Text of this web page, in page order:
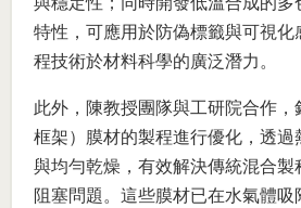
特性，可應用於防偽標籤與可視化
程技術於材料科學的廣泛潛力。
此外，陳教授團隊與工研院合作
框架）膜材的製程進行優化，透過
與均勻乾燥，有效解決傳統混合製
阻塞問題。這些膜材已在水氣體吸